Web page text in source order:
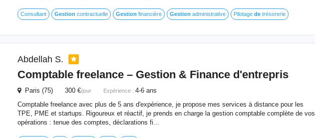
Consultant Gestion contractuelle Gestion financière Gestion administrative Pilotage detrésorerie
Abdellah S.
Comptable freelance – Gestion & Finance d'entrepris
Paris (75) 300 €/jour Expérience : 4-6 ans
Comptable freelance avec plus de 5 ans d'expérience, je propose mes services à distance pour les
TPE, PME et startups. Rigoureux et réactif, je prends en charge la gestion comptable complète de vos
opérations : tenue des comptes, déclarations fi...